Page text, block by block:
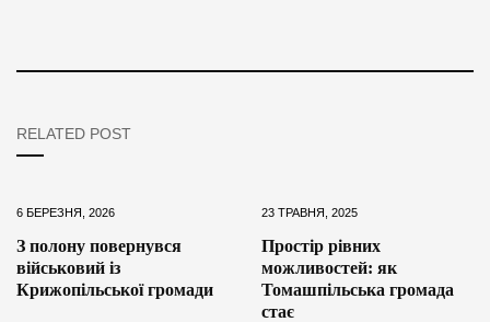
RELATED POST
6 БЕРЕЗНЯ, 2026
З полону повернувся
військовий із
Крижопільської громади
23 ТРАВНЯ, 2025
Простір рівних
можливостей: як
Томашпільська громада
стає